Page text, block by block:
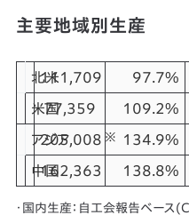
主要地域別生産
北米
111,709 97.7%
米国
77,359 109.2%
アジア
205,008 ※ 134.9%
中国
162,363 138.8%
・国内生産：自工会報告ベース